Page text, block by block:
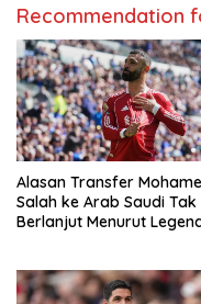
Recommendation
Alasan Transfer
Salah ke Arab Saudi Tak
Berlanjut Menurut